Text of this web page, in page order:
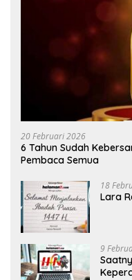
20 Februari 2026
6 Tahun Sudah
Pembaca Semua
18
Lara
9